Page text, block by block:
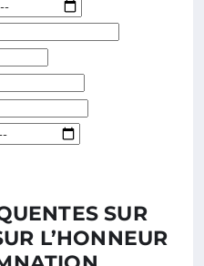
SUR
L’HONNEUR